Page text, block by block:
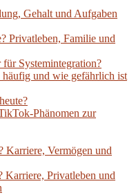
Gehalt und Aufgaben
Privatleben, Familie und
Systemintegration?
häufig und wie gefährlich ist
Phänomen zur
Karriere, Vermögen und
Karriere, Privatleben und